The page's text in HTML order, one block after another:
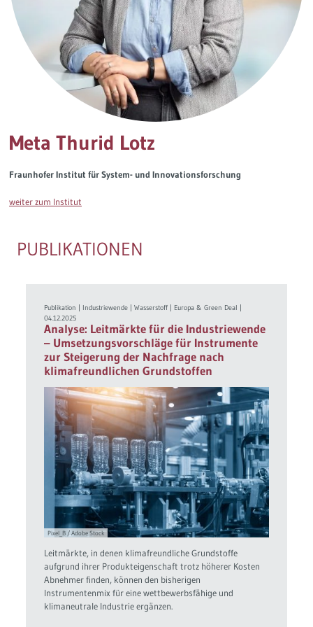
Meta Thurid Lotz
Fraunhofer Institut für System- und Innovationsforschung
weiter zum Institut
PUBLIKATIONEN
Publikation Industriewende |Wasserstoff Europa & Green Deal
04.12.2025
Analyse: Leitmärkte für die Industriewende
– Umsetzungsvorschläge für Instrumente
zur Steigerung der Nachfrage nach
klimafreundlichen Grundstoffen
Pixel_B / Adobe Stock
Leitmärkte, in denen klimafreundliche Grundstoffe
aufgrund ihrer Produkteigenschaft trotz höherer Kosten
Abnehmer finden, können den bisherigen
Instrumentenmix für eine wettbewerbsfähige und
klimaneutrale Industrie ergänzen.
Governance
Europa & Green Deal
Themen Übersicht
Soziales Nachhaltigkeitsbarometer